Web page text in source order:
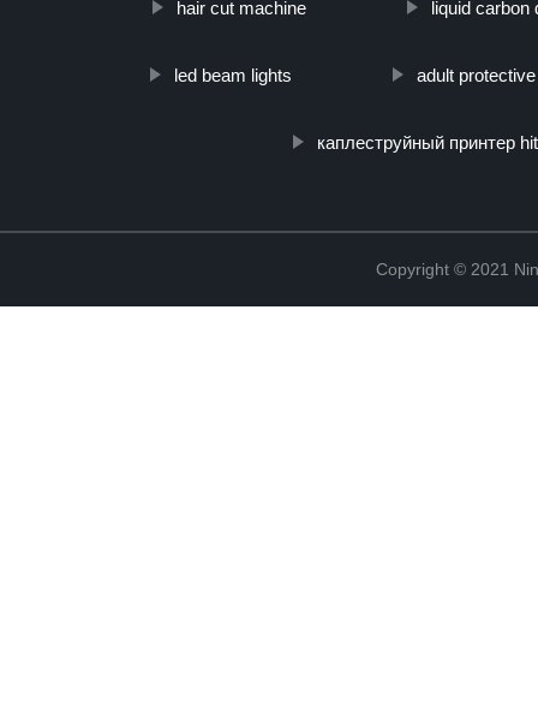
hair cut machine liquid carbon
led beam lights adult
каплеструйный принтер
Copyright © 2021